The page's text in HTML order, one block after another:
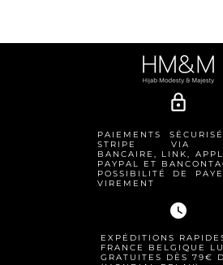
watch_later
EXPÉDITIONS
FRANCE BELGIQUE
GRATUITES DÈS 79€
lock_outline
PAIEMENTS
STRIPE VIA
BANCAIRE, LINK,
PAYPAL ET
POSSIBILITÉ DE
VIREMENT